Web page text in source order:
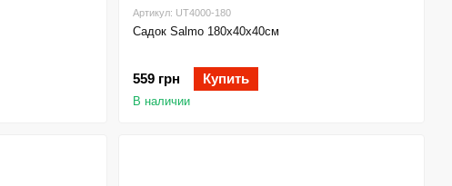
Артикул: UT4000-180
Садок Salmo 180х40х40см
559 грн Купить
В наличии